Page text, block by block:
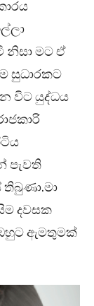
නිසා මට ඒ
සුධාරකට
විට යුද්ධය
පැවති
දවසක
ඇමතුමක්